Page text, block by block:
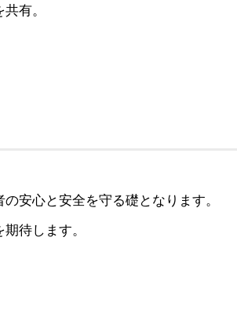
有。
安心と安全を守る礎となります。
待します。